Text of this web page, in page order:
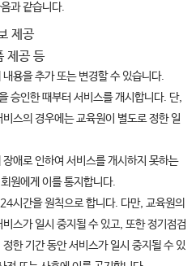
과 같습니다.
제공
제공 등
용을 추가 또는 변경할 수 있습니다.
승인한 때부터 서비스를 개시합니다. 단,
스의 경우에는 교육원이 별도로 정한 일
애로 인하여 서비스를 개시하지 못하는
원에게 이를 통지합니다.
시간을 원칙으로 합니다. 다만, 교육원의
스가 일시 중지될 수 있고, 또한 정기점검
한 기간 동안 서비스가 일시 중지될 수 있